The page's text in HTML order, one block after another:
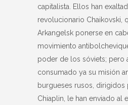
capitalista. Ellos han
revolucionario Chaikovski,
Arkangelsk ponerse en
movimiento
poder de los sóviets; pero
consumado ya su misión
burgueses rusos, dirigidos
Chiaplin, le han enviado al